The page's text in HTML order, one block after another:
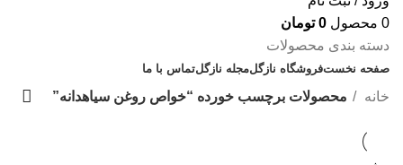
0 محصول 0 تومان
دسته بندی محصولات
صفحه نخستفروشگاه نازگلمجله نازگلتماس با ما
تخفیف های روز خانه محصولات برچسب خورده “خواص روغن سیاهدانه”